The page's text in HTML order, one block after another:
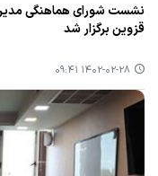
نشست شورای هماهنگی
قزوین برگزار شد
۱۴۰۲-۰۲-۲۸ ۰۹:۴۱